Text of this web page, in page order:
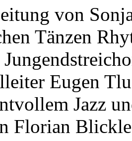
von
Tänzen
Eugen
Jazz
Florian